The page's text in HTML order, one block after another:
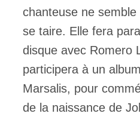
chanteuse ne
se taire. Elle fera
disque avec Romero
participera à un
Marsalis, pour
de la naissance de